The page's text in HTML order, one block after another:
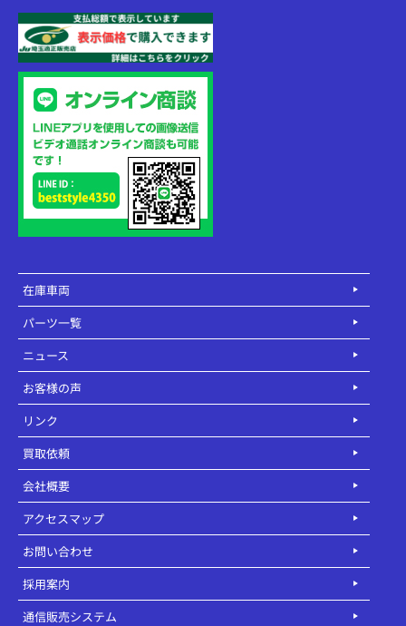
在庫車両
パーツ一覧
ニュース
お客様の声
リンク
買取依頼
会社概要
アクセスマップ
お問い合わせ
採用案内
通信販売システム